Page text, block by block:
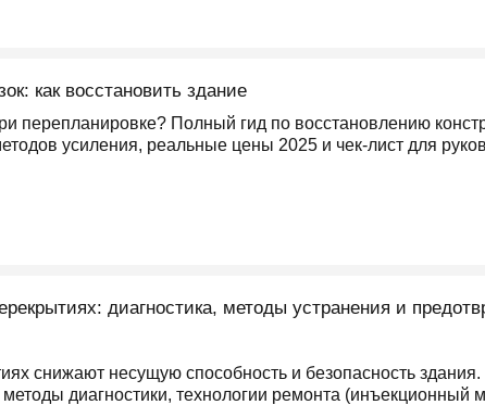
как восстановить здание
перепланировке? Полный гид по восстановлению
усиления, реальные цены 2025 и чек-лист для
диагностика, методы устранения и
снижают несущую способность и безопасность
диагностики, технологии ремонта (инъекционный